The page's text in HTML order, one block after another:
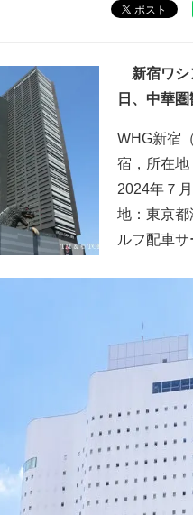
ポスト
新宿ワシ
日、中華
WHG新宿
宿，所在
2024年７
地：東京
ルフ配車サ